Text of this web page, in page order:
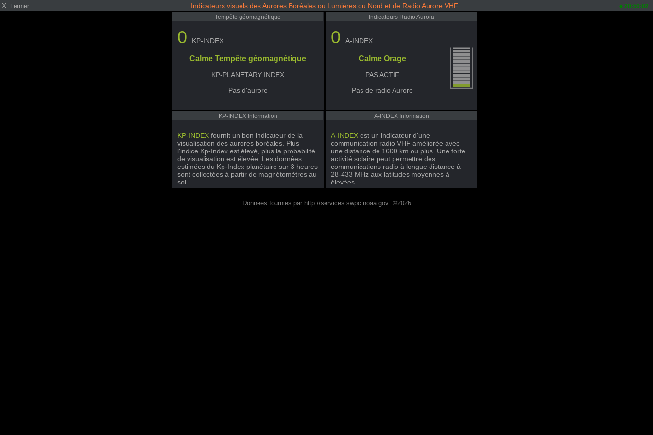
X Fermer Indicateurs visuels des Aurores Boréales ou Lumières du Nord et de Radio Aurore VHF 20:50:02
Tempête géomagnétique
0 KP-INDEX
Calme Tempête géomagnétique
KP-PLANETARY INDEX
Pas d'aurore
Indicateurs Radio Aurora
0 A-INDEX
Calme Orage
PAS ACTIF
Pas de radio Aurore
KP-INDEX Information
KP-INDEX fournit un bon indicateur de la
visualisation des aurores boréales. Plus
l'indice Kp-Index est élevé, plus la probabilité
de visualisation est élevée. Les données
estimées du Kp-Index planétaire sur 3 heures
sont collectées à partir de magnétomètres au
sol.
A-INDEX Information
A-INDEX est un indicateur d'une
communication radio VHF améliorée avec
une distance de 1600 km ou plus. Une forte
activité solaire peut permettre des
communications radio à longue distance à
28-433 MHz aux latitudes moyennes à
élevées.
Données fournies par http://services.swpc.noaa.gov©2026